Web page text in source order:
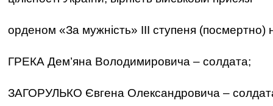
орденом «За мужність» ІІІ ступеня (посмертно)
ГРЕКА Дем’яна Володимировича – солдата;
ЗАГОРУЛЬКО Євгена Олександровича –